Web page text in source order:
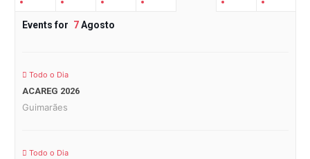
Events for 7Agosto
Todo o Dia
ACAREG 2026
Guimarães
Todo o Dia